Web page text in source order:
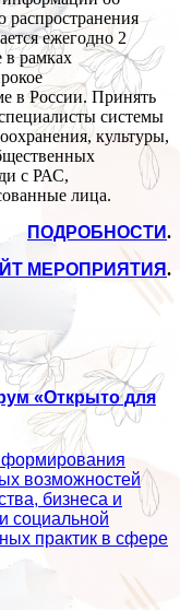
ежегодно 2
в рамках
в России. Принять
системы
культуры,
с РАС,
лица.
ПОДРОБНОСТИ.
МЕРОПРИЯТИЯ.
«Открыто для
формирования
возможностей
бизнеса и
социальной
практик в сфере